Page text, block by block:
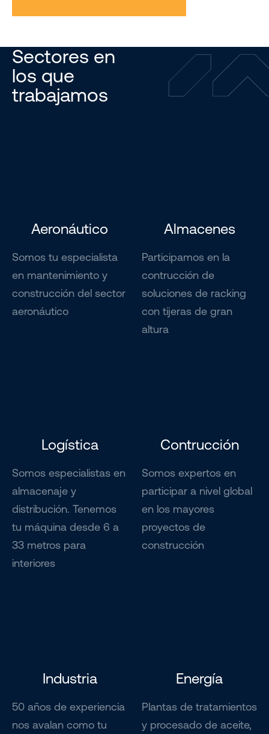
Sectores en
los que
trabajamos
Aeronáutico
Somos tu especialista
en mantenimiento y
construcción del sector
aeronáutico
Almacenes
Participamos en la
contrucción de
soluciones de racking
con tijeras de gran
altura
Logística
Somos especialistas en
almacenaje y
distribución. Tenemos
tu máquina desde 6 a
33 metros para
interiores
Contrucción
Somos expertos en
participar a nivel global
en los mayores
proyectos de
construcción
Industria
50 años de experiencia
nos avalan como tu
Energía
Plantas de tratamientos
y procesado de aceite,